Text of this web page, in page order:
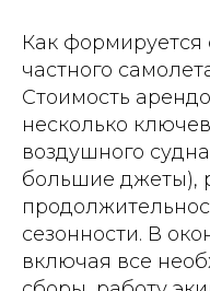
Как формируется
частного
Стоимость
несколько
воздушного
большие джеты),
сезонности. В
включая все